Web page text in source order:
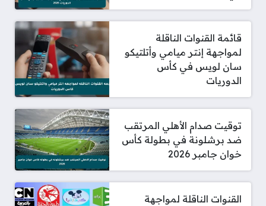
قائمة القنوات الناقلة
لمواجهة إنتر ميامي وأتلتيكو
سان لويس في كأس
الدوريات
توقيت صدام الأهلي المرتقب
ضد برشلونة في بطولة كأس
خوان جامبر 2026
القنوات الناقلة لمواجهة